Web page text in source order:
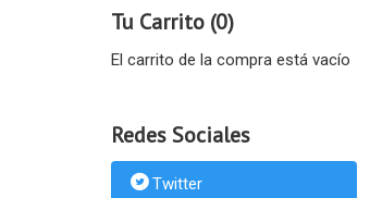
Tu Carrito (0)
El carrito de la compra está vacío
Redes Sociales
Twitter